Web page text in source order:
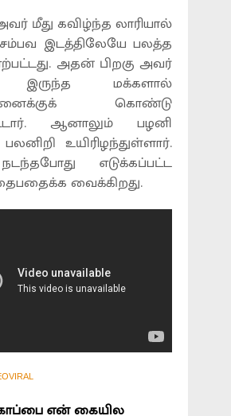
மீது கவிழ்ந்த லாரியால்
இடத்திலேயே பலத்த
அதன் பிறகு அவர்
இருந்த மக்களால்
கொண்டு
ஆனாலும் பழனி
உயிரிழந்துள்ளார்.
எடுக்கப்பட்ட
வைக்கிறது.
என் கையில